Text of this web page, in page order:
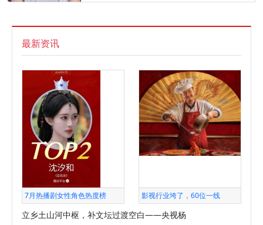
最新资讯
7月热播剧女性角色热度榜 影视行业垮了，60位一线
立乡土山河中枢，补文坛过渡空白——央视杨